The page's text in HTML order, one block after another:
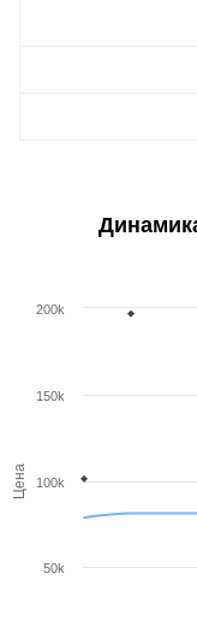
Цена
50k
100k
150k
200k